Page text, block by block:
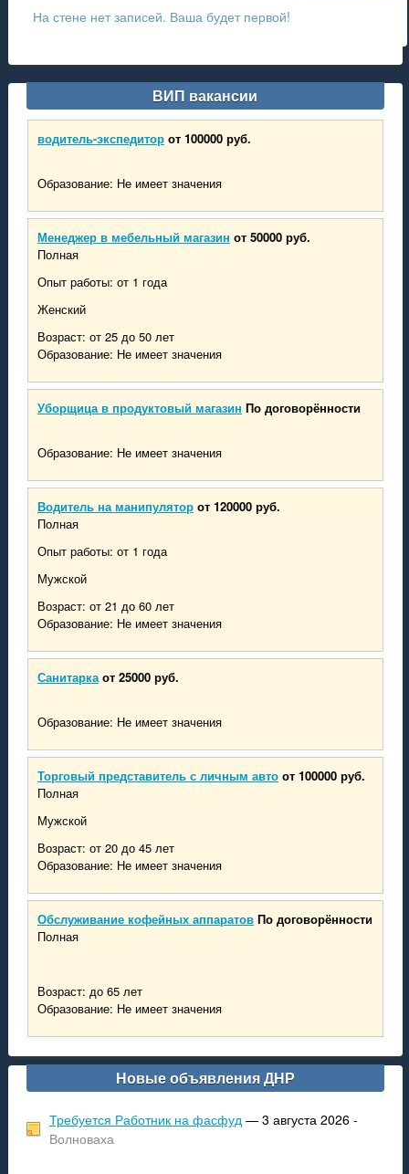
На стене нет записей. Ваша будет первой!
ВИП вакансии
водитель-экспедитор от 100000 руб.
Образование: Не имеет значения
Менеджер в мебельный магазин от 50000 руб.
Полная
Опыт работы: от 1 года
Женский
Возраст: от 25 до 50 лет
Образование: Не имеет значения
Уборщица в продуктовый магазин По договорённости
Образование: Не имеет значения
Водитель на манипулятор от 120000 руб.
Полная
Опыт работы: от 1 года
Мужской
Возраст: от 21 до 60 лет
Образование: Не имеет значения
Санитарка от 25000 руб.
Образование: Не имеет значения
Торговый представитель с личным авто от 100000 руб.
Полная
Мужской
Возраст: от 20 до 45 лет
Образование: Не имеет значения
Обслуживание кофейных аппаратов По договорённости
Полная
Возраст: до 65 лет
Образование: Не имеет значения
Новые объявления ДНР
Требуется Работник на фасфуд— 3 августа 2026 -
Волноваха